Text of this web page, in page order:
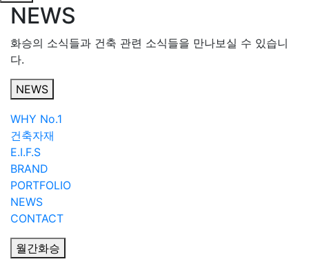
NEWS
화승의 소식들과 건축 관련 소식들을 만나보실 수 있습니
다.
NEWS
WHY No.1
건축자재
E.I.F.S
BRAND
PORTFOLIO
NEWS
CONTACT
월간화승